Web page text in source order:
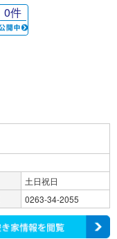
0件
土日祝日
0263-34-2055